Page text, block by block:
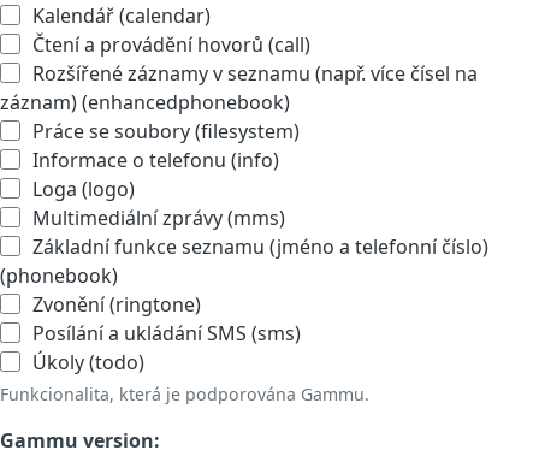
Kalendář (calendar)
Čtení a provádění hovorů (call)
Rozšířené záznamy v seznamu (např. více čísel na
záznam) (enhancedphonebook)
Práce se soubory (filesystem)
Informace o telefonu (info)
Loga (logo)
Multimediální zprávy (mms)
Základní funkce seznamu (jméno a telefonní číslo)
(phonebook)
Zvonění (ringtone)
Posílání a ukládání SMS (sms)
Úkoly (todo)
Funkcionalita, která je podporována Gammu.
Gammu version: